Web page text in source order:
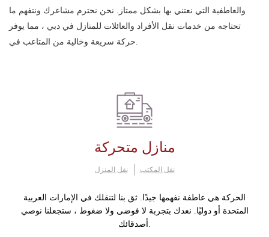
والعاطفية التي نعتني بها بشكل ممتاز. نحن نحترم مشاعرك ونتفهم ما
تحتاجه من خدمات نقل الأفراد والعائلات للمنازل في دبي ، مما يوفر
منازل متحركة
نقل المنزل نقل المكتب
الحركة هي عاطفة نفهمها جيدًا. ثق بنا لتنقلك في الإمارات العربية
المتحدة أو دوليًا. نعدك بتجربة لا فوضى ولا ضغوط ، ستجعلنا نوصي